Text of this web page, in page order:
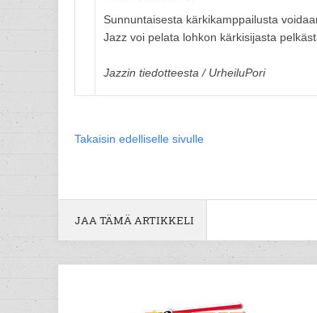
Sunnuntaisesta kärkikamppailusta
Jazz voi pelata lohkon kärkisijasta
Jazzin tiedotteesta / UrheiluPori
Takaisin edelliselle sivulle
JAA TÄMÄ ARTIKKELI